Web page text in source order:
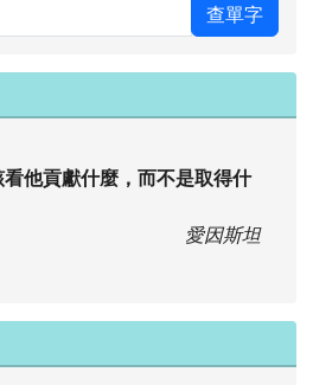
查單字
他貢獻什麼，而不是取得什
愛因斯坦